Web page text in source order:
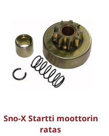
Sno-X Startti moottorin
ratas